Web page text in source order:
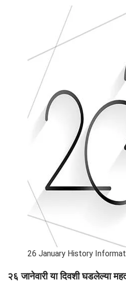
26 January History
२६ जानेवारी या दिवशी घडलेल्या